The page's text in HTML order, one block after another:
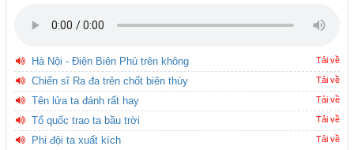
Hà Nội - Điện Biên Phủ trên không Tải về
Chiến sĩ Ra đa trên chốt biên thùy Tải về
Tên lửa ta đánh rất hay Tải về
Tổ quốc trao ta bầu trời Tải về
Phi đội ta xuất kích Tải về